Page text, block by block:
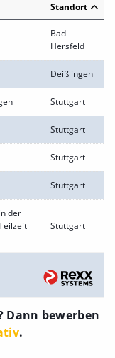
Standort
Bad
Hersfeld
Deißlingen
Stuttgart
Stuttgart
Stuttgart
Stuttgart
der
Stuttgart
Dann bewerben
.